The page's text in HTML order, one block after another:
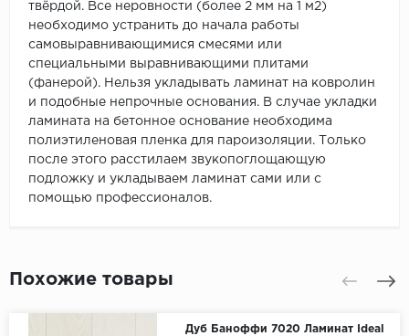
твёрдой. Все неровности (более 2 мм на 1 м2)
необходимо устранить до начала работы
самовыравнивающимися смесями или
специальными выравнивающими плитами
(фанерой). Нельзя укладывать ламинат на ковролин
и подобные непрочные основания. В случае укладки
ламината на бетонное основание необходима
полиэтиленовая пленка для пароизоляции. Только
после этого расстилаем звукопоглощающую
подложку и укладываем ламинат сами или с
помощью профессионалов.
Похожие товары
Дуб Баноффи 7020 Ламинат Ideal